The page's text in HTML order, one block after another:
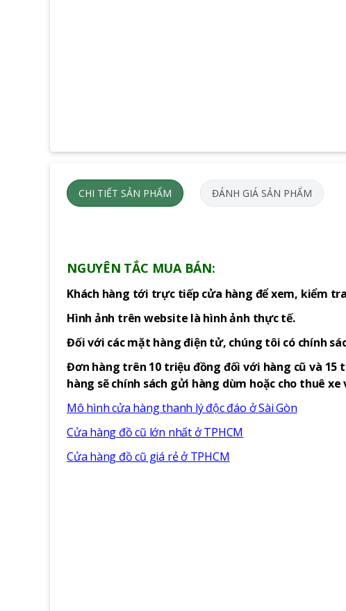
CHI TIẾT SẢN PHẨM ĐÁNH GIÁ SẢN PHẨM
NGUYÊN TẮC MUA BÁN:
Khách hàng tới trực tiếp cửa hàng để xem, kiểm
Hình ảnh trên website là hình ảnh thực tế.
Đối với các mặt hàng điện tử, chúng tôi có chính
Đơn hàng trên 10 triệu đồng đối với hàng cũ và 15
hàng sẽ chính sách gửi hàng dùm hoặc cho thuê
Mô hình cửa hàng thanh lý độc đáo ở Sài Gòn
Cửa hàng đồ cũ lớn nhất ở TPHCM
Cửa hàng đồ cũ giá rẻ ở TPHCM